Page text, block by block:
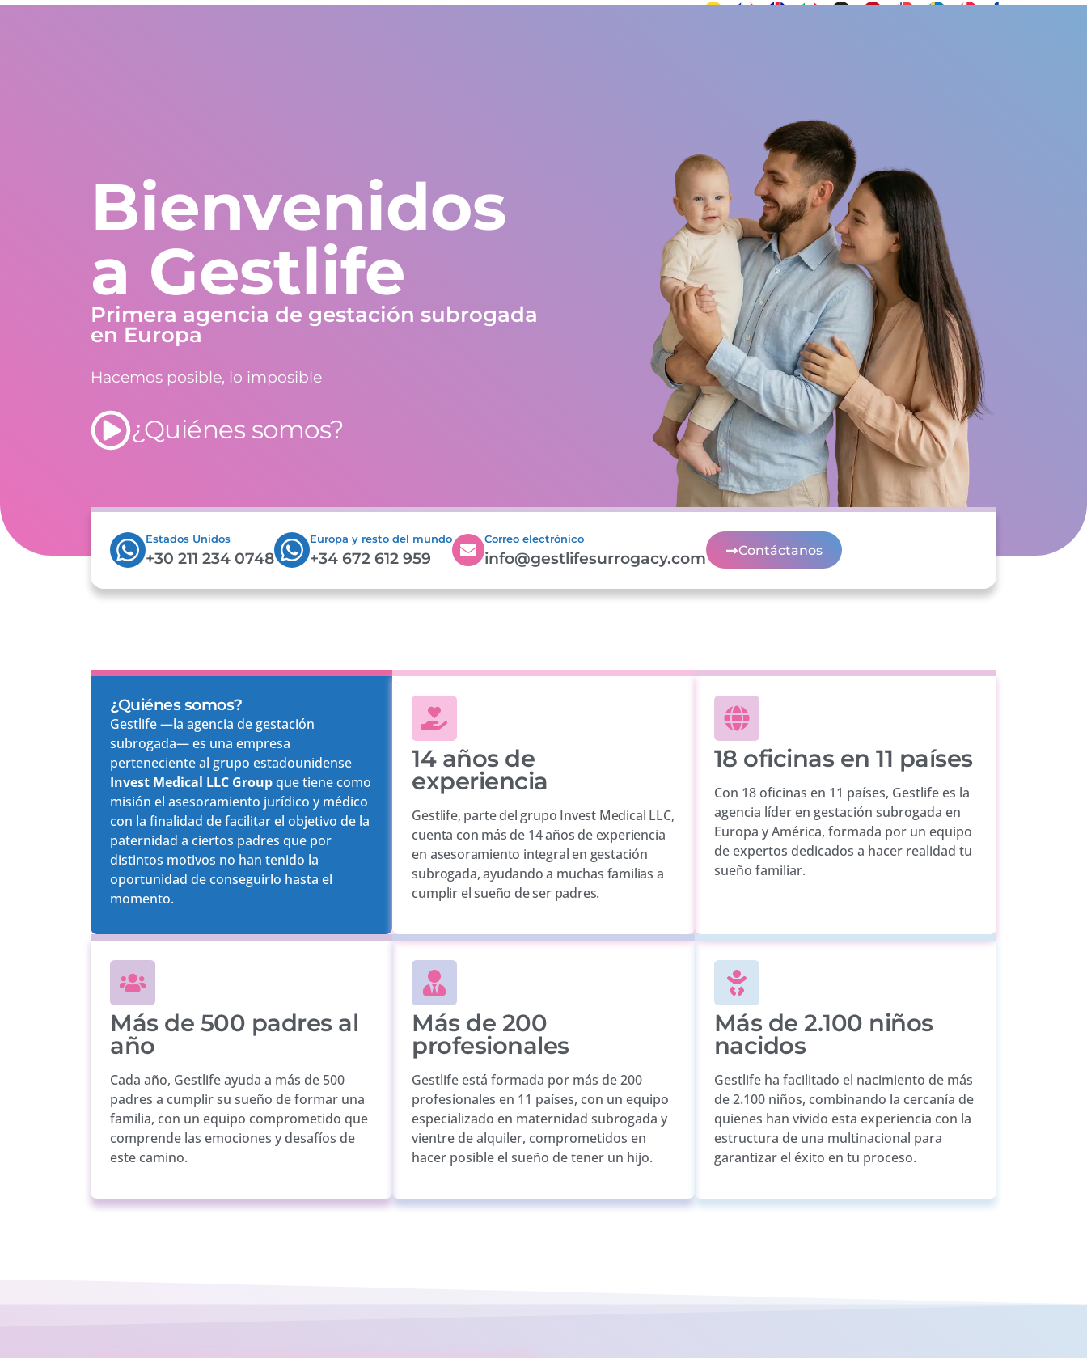
Bienvenidos
a Gestlife
Primera agencia de gestación subrogada
en Europa
Hacemos posible, lo imposible
¿Quiénes somos?
Estados Unidos
+30 211 234 0748
Europa y resto del mundo
+34 672 612 959
Correo electrónico
info@gestlifesurrogacy.com Contáctanos
¿Quiénes somos?
Gestlife —la agencia de gestación
subrogada— es una empresa
perteneciente al grupo estadounidense
Invest Medical LLC Groupque tiene como
misión el asesoramiento jurídico y médico
con la finalidad de facilitar el objetivo de la
paternidad a ciertos padres que por
distintos motivos no han tenido la
oportunidad de conseguirlo hasta el
momento.
14 años de
experiencia
Gestlife, parte del grupo Invest Medical LLC,
cuenta con más de 14 años de experiencia
en asesoramiento integral en gestación
subrogada, ayudando a muchas familias a
cumplir el sueño de ser padres.
18 oficinas en 11 países
Con 18 oficinas en 11 países, Gestlife es la
agencia líder en gestación subrogada en
Europa y América, formada por un equipo
de expertos dedicados a hacer realidad tu
sueño familiar.
Más de 500 padres al
año
Cada año, Gestlife ayuda a más de 500
padres a cumplir su sueño de formar una
familia, con un equipo comprometido que
comprende las emociones y desafíos de
este camino.
Más de 200
profesionales
Gestlife está formada por más de 200
profesionales en 11 países, con un equipo
especializado en maternidad subrogada y
vientre de alquiler, comprometidos en
hacer posible el sueño de tener un hijo.
Más de 2.100 niños
nacidos
Gestlife ha facilitado el nacimiento de más
de 2.100 niños, combinando la cercanía de
quienes han vivido esta experiencia con la
estructura de una multinacional para
garantizar el éxito en tu proceso.